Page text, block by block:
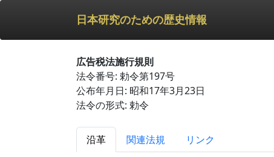
日本研究のための歴史情報
広告税法施行規則
法令番号: 勅令第197号
公布年月日: 昭和17年3月23日
法令の形式: 勅令
沿革 関連法規
リンク